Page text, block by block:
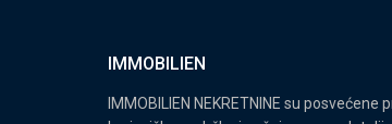
IMMOBILIEN
IMMOBILIEN NEKRETNINE su